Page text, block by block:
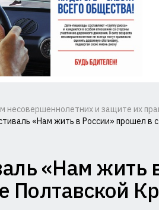
несовершеннолетних и защите их
«Нам жить в России» прошел в
«Нам жить
Полтавской